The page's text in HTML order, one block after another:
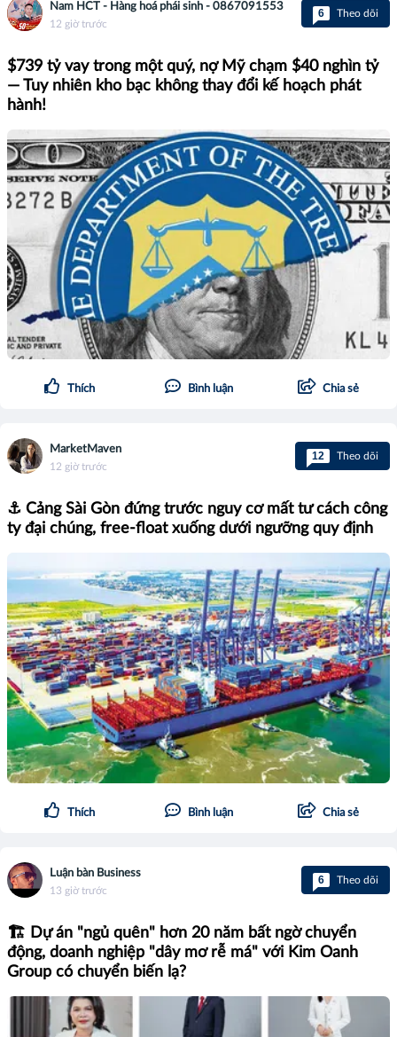
Nam HCT - Hàng hoá phái sinh - 0867091553
12 giờ trước
6 Theo dõi
$739 tỷ vay trong một quý, nợ Mỹ chạm $40 nghìn tỷ
— Tuy nhiên kho bạc không thay đổi kế hoạch phát
hành!
Thích Bình luận Chia sẻ
MarketMaven
12 giờ trước
12 Theo dõi
⚓ Cảng Sài Gòn đứng trước nguy cơ mất tư cách công
ty đại chúng, free-float xuống dưới ngưỡng quy định
Thích Bình luận Chia sẻ
Luận bàn Business
13 giờ trước
6 Theo dõi
🏗️ Dự án "ngủ quên" hơn 20 năm bất ngờ chuyển
động, doanh nghiệp "dây mơ rễ má" với Kim Oanh
Group có chuyển biến lạ?